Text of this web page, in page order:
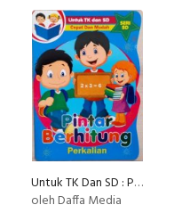
Untuk TK Dan SD : Pintar Berhitung Perkalian
oleh Daffa Media